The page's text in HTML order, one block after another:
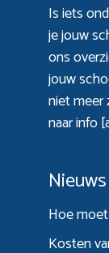
Is iets
je jouw
ons
jouw
niet meer
naar info
Hoe
Kosten